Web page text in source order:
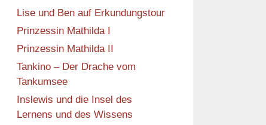
Lise und Ben auf Erkundungstour
Prinzessin Mathilda I
Prinzessin Mathilda II
Tankino – Der Drache vom
Tankumsee
Inslewis und die Insel des
Lernens und des Wissens